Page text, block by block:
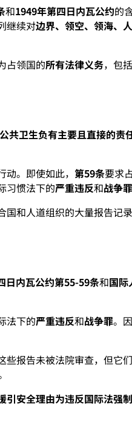
和1949年第四日内瓦公约的
继续对边界、领空、领海、
占领国的所有法律义务，包
共卫生负有主要且直接的责
。即使如此， 第59条要求
习惯法下的严重违反和战争
国和人道组织的大量报告
日内瓦公约第55-59条和国际
法下的严重违反和战争罪。
些报告未被法院审查，但它
引安全理由为违反国际法强